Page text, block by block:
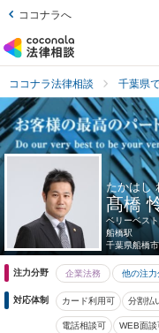
ココナラへ
ココナラ法律相談 千葉県
たかはし
髙橋
ベリーベス
船橋駅
千葉県船橋
注力分野 企業法務 他の注
対応体制 カード利用可 分割払
電話相談可 WEB面談